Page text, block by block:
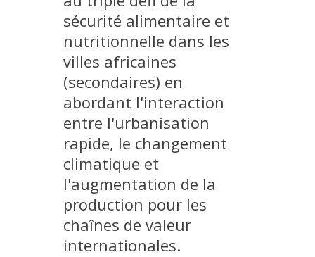
PLATEFORMES EXPÉRIMENTALES
IMPLANTATIONS GÉOGRAPHIQUES
PROJETS EN COURS
PROJETS TERMINÉS
NOS RÉSEAUX SCIENTIFIQUES ET TECHNIQUES
FORMATION
MASTER
FORMATION CONTINUE
FORMATION DOCTORALE
sécurité alimentaire et
nutritionnelle dans les
villes africaines
(secondaires) en
abordant l'interaction
entre l'urbanisation
rapide, le changement
climatique et
l'augmentation de la
production pour les
chaînes de valeur
internationales.